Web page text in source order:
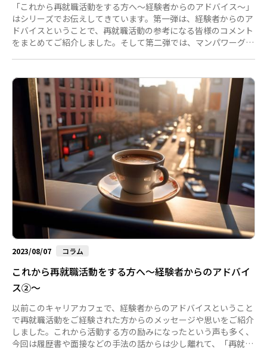
「これから再就職活動をする方へ～経験者からのアドバイス～」
はシリーズでお伝えしてきています。第一弾は、経験者からのア
ドバイスということで、再就職活動の参考になる皆様のコメント
をまとめてご紹介しました。そして第二弾では、マンパワーグル
をお伝えしています。 今回は第三弾として、2024年を主な活動
時期とし、実際に私たちマンパワーグループの再就職活動サービ
スをご利用頂きながら次の進路に向かわれた皆さんが残してくれ
た体験に基づくアドバイスやメッセ―ジをご案内します。 2024
年は生成...
2023/08/07 コラム
これから再就職活動をする方へ～経験者からのアドバイ
ス②～
以前このキャリアカフェで、経験者からのアドバイスということ
で再就職活動をご経験された方からのメッセージや思いをご紹介
しました。これから活動する方の励みになったという声も多く、
今回は履歴書や面接などの手法の話からは少し離れて、「再就職